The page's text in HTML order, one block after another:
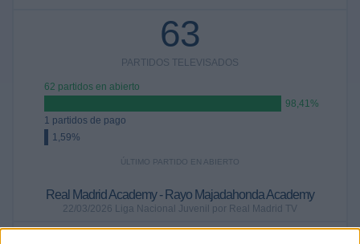
63
PARTIDOS TELEVISADOS
62 partidos en abierto
98,41%
1 partidos de pago
1,59%
ÚLTIMO PARTIDO EN ABIERTO
Real Madrid Academy - Rayo Majadahonda Academy
22/03/2026 Liga Nacional Juvenil por Real Madrid TV